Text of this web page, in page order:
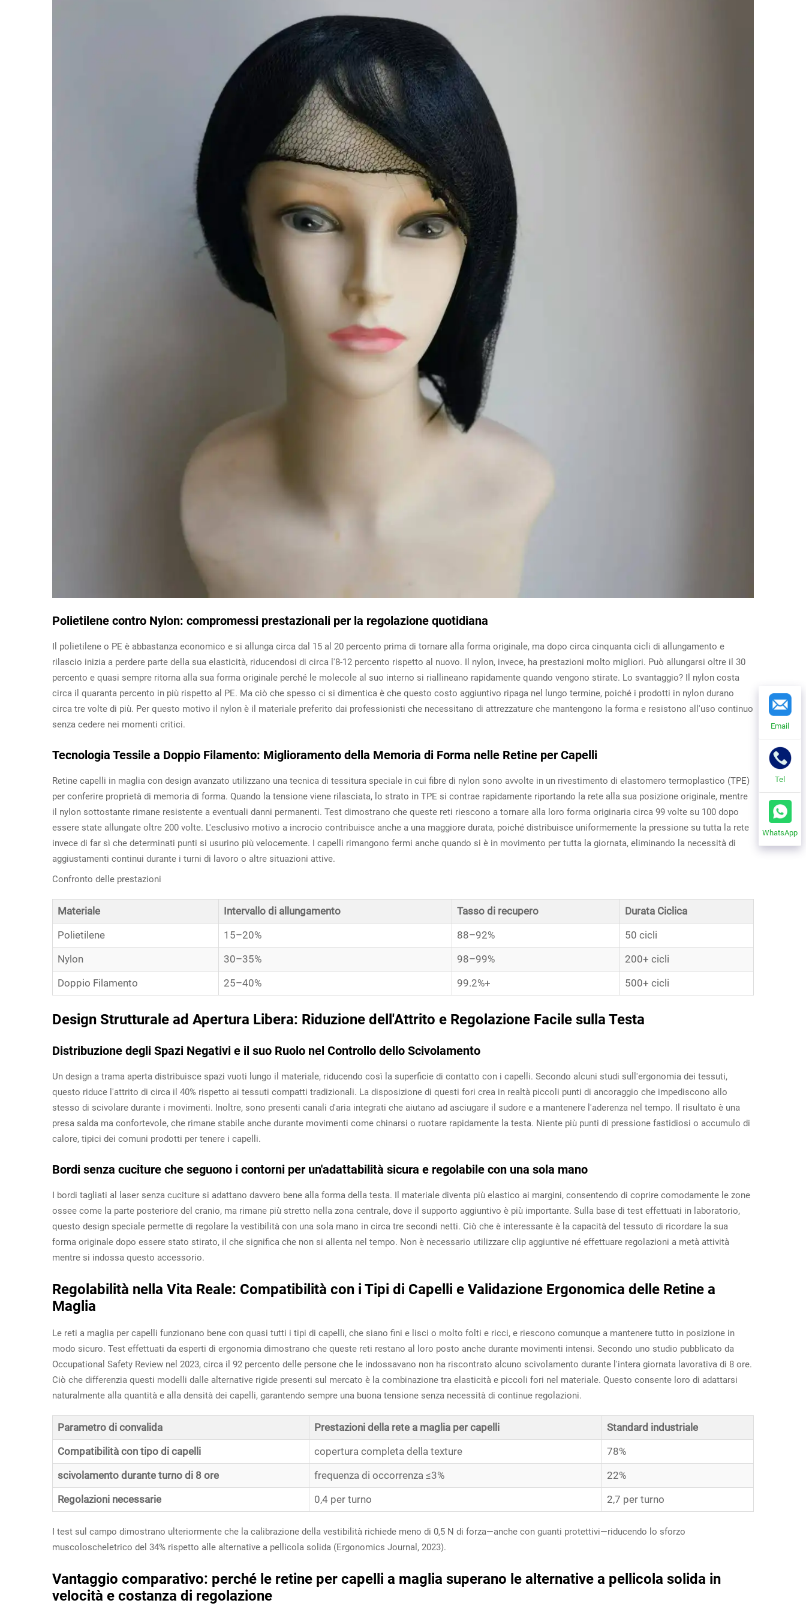
Polietilene contro Nylon: compromessi prestazionali per la regolazione quotidiana
Il polietilene o PE è abbastanza economico e si allunga circa dal 15 al 20 percento prima di tornare alla forma originale, ma dopo circa cinquanta cicli di allungamento e
rilascio inizia a perdere parte della sua elasticità, riducendosi di circa l'8-12 percento rispetto al nuovo. Il nylon, invece, ha prestazioni molto migliori. Può allungarsi oltre il 30
percento e quasi sempre ritorna alla sua forma originale perché le molecole al suo interno si riallineano rapidamente quando vengono stirate. Lo svantaggio? Il nylon costa
circa il quaranta percento in più rispetto al PE. Ma ciò che spesso ci si dimentica è che questo costo aggiuntivo ripaga nel lungo termine, poiché i prodotti in nylon durano
circa tre volte di più. Per questo motivo il nylon è il materiale preferito dai professionisti che necessitano di attrezzature che mantengono la forma e resistono all'uso continuo
senza cedere nei momenti critici.
Tecnologia Tessile a Doppio Filamento: Miglioramento della Memoria di Forma nelle Retine per Capelli
Retine capelli in maglia con design avanzato utilizzano una tecnica di tessitura speciale in cui fibre di nylon sono avvolte in un rivestimento di elastomero termoplastico (TPE)
per conferire proprietà di memoria di forma. Quando la tensione viene rilasciata, lo strato in TPE si contrae rapidamente riportando la rete alla sua posizione originale, mentre
il nylon sottostante rimane resistente a eventuali danni permanenti. Test dimostrano che queste reti riescono a tornare alla loro forma originaria circa 99 volte su 100 dopo
essere state allungate oltre 200 volte. L'esclusivo motivo a incrocio contribuisce anche a una maggiore durata, poiché distribuisce uniformemente la pressione su tutta la rete
invece di far sì che determinati punti si usurino più velocemente. I capelli rimangono fermi anche quando si è in movimento per tutta la giornata, eliminando la necessità di
aggiustamenti continui durante i turni di lavoro o altre situazioni attive.
Confronto delle prestazioni
Materiale Intervallo di allungamento Tasso di recupero
Durata Ciclica
Polietilene
15–20% 88–92%
50 cicli
Nylon
30–35% 98–99%
200+ cicli
Doppio Filamento
25–40% 99.2%+ 500+ cicli
Design Strutturale ad Apertura Libera: Riduzione dell'Attrito e Regolazione Facile sulla Testa
Distribuzione degli Spazi Negativi e il suo Ruolo nel Controllo dello Scivolamento
Un design a trama aperta distribuisce spazi vuoti lungo il materiale, riducendo così la superficie di contatto con i capelli. Secondo alcuni studi sull'ergonomia dei tessuti,
questo riduce l'attrito di circa il 40% rispetto ai tessuti compatti tradizionali. La disposizione di questi fori crea in realtà piccoli punti di ancoraggio che impediscono allo
stesso di scivolare durante i movimenti. Inoltre, sono presenti canali d'aria integrati che aiutano ad asciugare il sudore e a mantenere l'aderenza nel tempo. Il risultato è una
presa salda ma confortevole, che rimane stabile anche durante movimenti come chinarsi o ruotare rapidamente la testa. Niente più punti di pressione fastidiosi o accumulo di
calore, tipici dei comuni prodotti per tenere i capelli.
Bordi senza cuciture che seguono i contorni per un'adattabilità sicura e regolabile con una sola mano
I bordi tagliati al laser senza cuciture si adattano davvero bene alla forma della testa. Il materiale diventa più elastico ai margini, consentendo di coprire comodamente le zone
ossee come la parte posteriore del cranio, ma rimane più stretto nella zona centrale, dove il supporto aggiuntivo è più importante. Sulla base di test effettuati in laboratorio,
questo design speciale permette di regolare la vestibilità con una sola mano in circa tre secondi netti. Ciò che è interessante è la capacità del tessuto di ricordare la sua
forma originale dopo essere stato stirato, il che significa che non si allenta nel tempo. Non è necessario utilizzare clip aggiuntive né effettuare regolazioni a metà attività
mentre si indossa questo accessorio.
Regolabilità nella Vita Reale: Compatibilità con i Tipi di Capelli e Validazione Ergonomica delle Retine a
Maglia
Le reti a maglia per capelli funzionano bene con quasi tutti i tipi di capelli, che siano fini e lisci o molto folti e ricci, e riescono comunque a mantenere tutto in posizione in
modo sicuro. Test effettuati da esperti di ergonomia dimostrano che queste reti restano al loro posto anche durante movimenti intensi. Secondo uno studio pubblicato da
Occupational Safety Review nel 2023, circa il 92 percento delle persone che le indossavano non ha riscontrato alcuno scivolamento durante l'intera giornata lavorativa di 8 ore.
Ciò che differenzia questi modelli dalle alternative rigide presenti sul mercato è la combinazione tra elasticità e piccoli fori nel materiale. Questo consente loro di adattarsi
naturalmente alla quantità e alla densità dei capelli, garantendo sempre una buona tensione senza necessità di continue regolazioni.
Parametro di convalida Prestazioni della rete a maglia per capelli
Standard industriale
Compatibilità con tipo di capelli
copertura completa della texture
78%
scivolamento durante turno di 8 ore
frequenza di occorrenza ≤3%
22%
Regolazioni necessarie
0,4 per turno 2,7 per turno
I test sul campo dimostrano ulteriormente che la calibrazione della vestibilità richiede meno di 0,5 N di forza—anche con guanti protettivi—riducendo lo sforzo
muscoloscheletrico del 34% rispetto alle alternative a pellicola solida (Ergonomics Journal, 2023).
Vantaggio comparativo: perché le retine per capelli a maglia superano le alternative a pellicola solida in
velocità e costanza di regolazione
Email
Tel
WhatsApp